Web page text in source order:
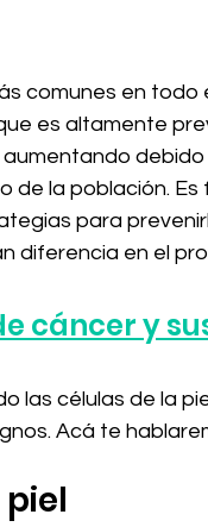
comunes en
es altamente
de la población.
para
diferencia en el
cáncer y
las células de la
Acá te